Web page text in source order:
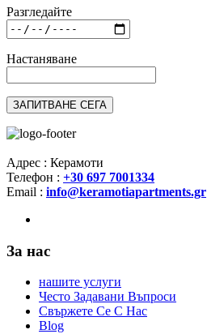
Разгледайте
Настаняване
Адрес : Керамоти
Телефон : +30 697 7001334
Email : info@keramotiapartments.gr
За нас
нашите услуги
Често Задавани Въпроси
Свържете Се С Нас
Blog